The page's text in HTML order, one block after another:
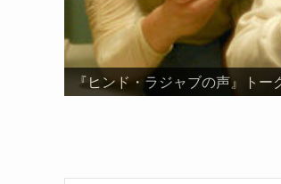
『ヒンド・ラジャブの声』ト